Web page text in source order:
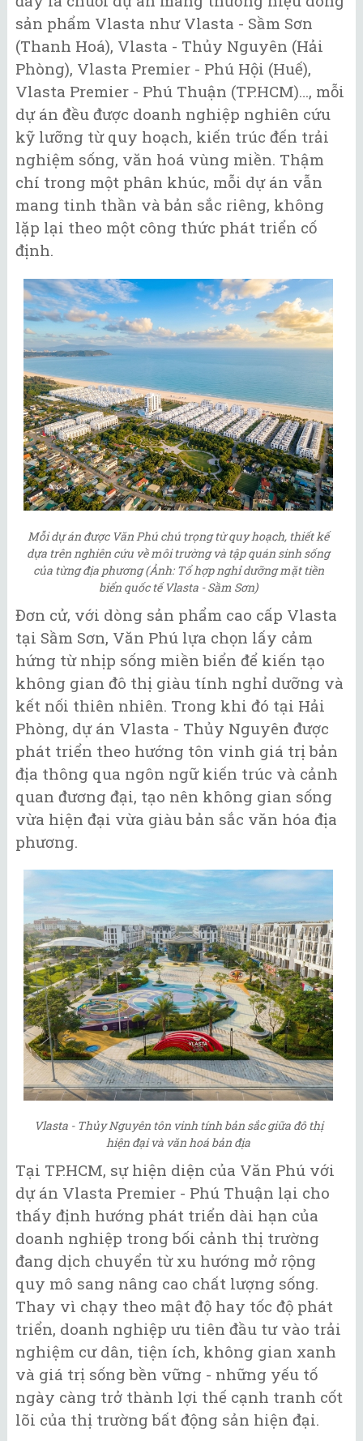
sản phẩm Vlasta như Vlasta - Sầm Sơn
(Thanh Hoá), Vlasta - Thủy Nguyên (Hải
Phòng), Vlasta Premier - Phú Hội (Huế),
Vlasta Premier - Phú Thuận (TP.HCM)…, mỗi
dự án đều được doanh nghiệp nghiên cứu
kỹ lưỡng từ quy hoạch, kiến trúc đến trải
nghiệm sống, văn hoá vùng miền. Thậm
chí trong một phân khúc, mỗi dự án vẫn
mang tinh thần và bản sắc riêng, không
lặp lại theo một công thức phát triển cố
định.
Mỗi dự án được Văn Phú chú trọng từ quy hoạch, thiết kế
dựa trên nghiên cứu về môi trường và tập quán sinh sống
của từng địa phương (Ảnh: Tổ hợp nghỉ dưỡng mặt tiền
biển quốc tế Vlasta - Sầm Sơn)
Đơn cử, với dòng sản phẩm cao cấp Vlasta
tại Sầm Sơn, Văn Phú lựa chọn lấy cảm
hứng từ nhịp sống miền biển để kiến tạo
không gian đô thị giàu tính nghỉ dưỡng và
kết nối thiên nhiên. Trong khi đó tại Hải
Phòng, dự án Vlasta - Thủy Nguyên được
phát triển theo hướng tôn vinh giá trị bản
địa thông qua ngôn ngữ kiến trúc và cảnh
quan đương đại, tạo nên không gian sống
vừa hiện đại vừa giàu bản sắc văn hóa địa
phương.
Vlasta - Thủy Nguyên tôn vinh tính bản sắc giữa đô thị
hiện đại và văn hoá bản địa
Tại TP.HCM, sự hiện diện của Văn Phú với
dự án Vlasta Premier - Phú Thuận lại cho
thấy định hướng phát triển dài hạn của
doanh nghiệp trong bối cảnh thị trường
đang dịch chuyển từ xu hướng mở rộng
quy mô sang nâng cao chất lượng sống.
Thay vì chạy theo mật độ hay tốc độ phát
triển, doanh nghiệp ưu tiên đầu tư vào trải
nghiệm cư dân, tiện ích, không gian xanh
và giá trị sống bền vững - những yếu tố
ngày càng trở thành lợi thế cạnh tranh cốt
lõi của thị trường bất động sản hiện đại.